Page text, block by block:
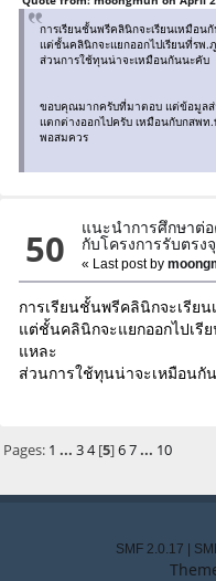
การเรียนชั้นพรีคลินิกจะเรียนเหมือน
แต่ชั้นคลินิกจะแยกออกไปเรียนที่รพ
ส่วนการใช้ทุนน่าจะเหมือนกันนะคับ
ขอบคุณมากครับที่มาตอบ แต่ข้อมูล
แตกต่างออกไปครับ เหมือนกับกสพ
พอสมควร
50 แนะนำการศึกษาต่
กับโครงการรับตร
« Last post by
การเรียนชั้นพรีคลินิกจะเรีย
แต่ชั้นคลินิกจะแยกออกไปเรี
แหละ
ส่วนการใช้ทุนน่าจะเหมือนกั
Pages: 1 ... 3 4[5]6 7 ... 10
SMF 2.0.17